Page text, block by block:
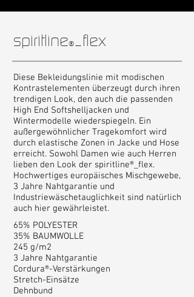
spiritline® _flex
Diese Bekleidungslinie mit modischen
Kontrastelementen überzeugt durch ihren
trendigen Look, den auch die passenden
High End Softshelljacken und
Wintermodelle wiederspiegeln. Ein
außergewöhnlicher Tragekomfort wird
durch elastische Zonen in Jacke und Hose
erreicht. Sowohl Damen wie auch Herren
lieben den Look der spiritline®_flex.
Hochwertiges europäisches Mischgewebe,
3 Jahre Nahtgarantie und
Industriewäschetauglichkeit sind natürlich
auch hier gewährleistet.
65% POLYESTER
35% BAUMWOLLE
245 g/m2
3 Jahre Nahtgarantie
Cordura®-Verstärkungen
Stretch-Einsätze
Dehnbund